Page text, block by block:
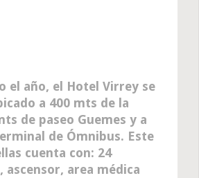
el año, el Hotel Virrey se
a 400 mts de la
de paseo Guemes y a
de Ómnibus. Este
cuenta con: 24
ascensor, area médica